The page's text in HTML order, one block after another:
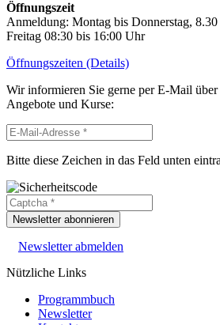
Öffnungszeit
Anmeldung: Montag bis Donnerstag,
Freitag 08:30 bis 16:00 Uhr
Öffnungszeiten (Details)
Wir informieren Sie gerne per E-Mail über
Angebote und Kurse:
Bitte diese Zeichen in das Feld unten
Newsletter abonnieren
Newsletter abmelden
Nützliche Links
Programmbuch
Newsletter